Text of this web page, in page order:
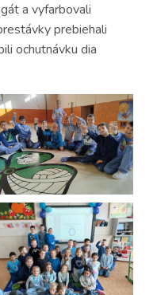
a vyfarbovali
prebiehali
ochutnávku dia